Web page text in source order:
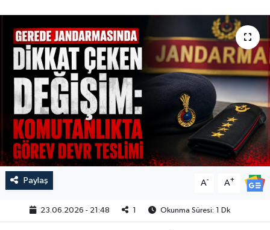
Paylaş A- A+
23.06.2026 - 21:48 Okunma Süresi: 1 Dk